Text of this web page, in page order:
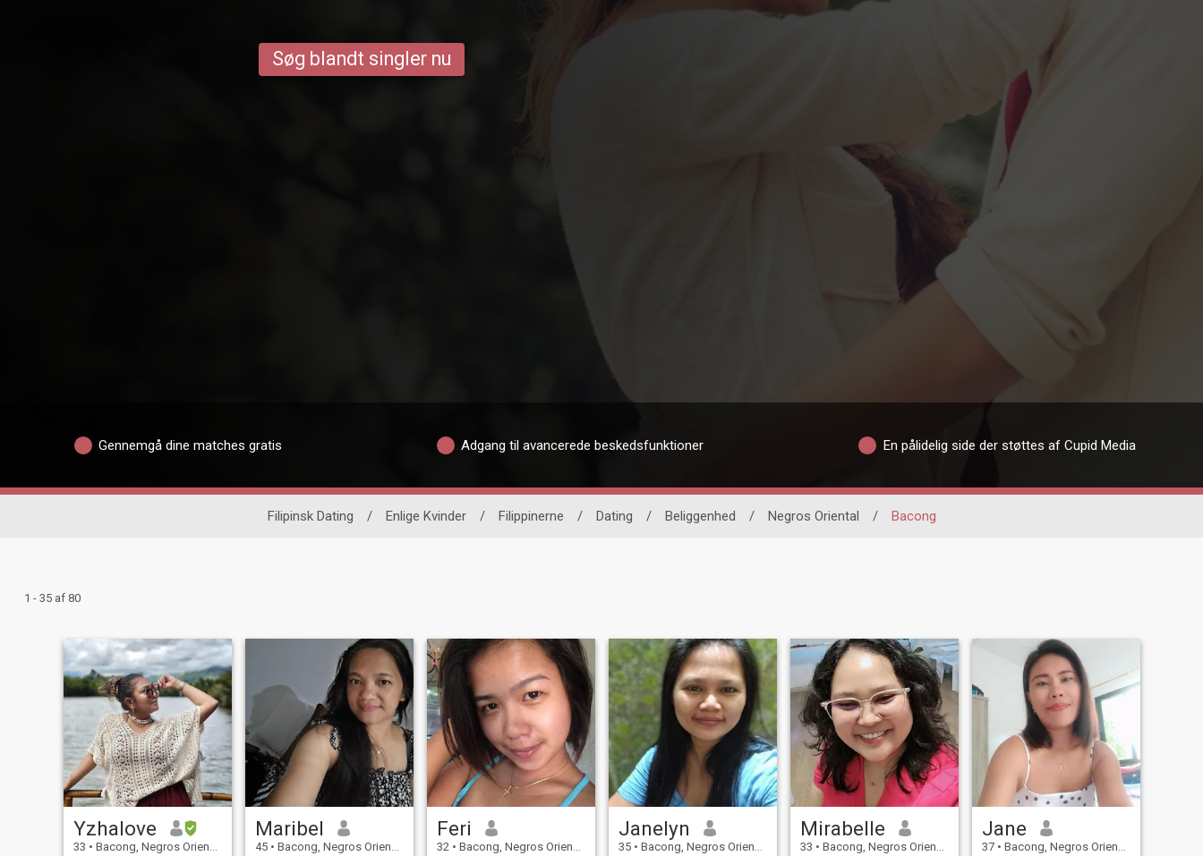
Søg blandt singler nu
Gennemgå dine matches gratis Adgang til avancerede beskedsfunktioner En pålidelig side der støttes af Cupid Media
Filipinsk Dating / Enlige Kvinder / Filippinerne / Dating / Beliggenhed / Negros Oriental / Bacong
1 - 35 af 80
Yzhalove
33 • Bacong, Negros Oriental, Filippinerne
Maribel
45 • Bacong, Negros Oriental, Filippinerne
Feri
32 • Bacong, Negros Oriental, Filippinerne
Janelyn
35 • Bacong, Negros Oriental, Filippinerne
Mirabelle
33 • Bacong, Negros Oriental, Filippinerne
Jane
37 • Bacong, Negros Oriental, Filippinerne